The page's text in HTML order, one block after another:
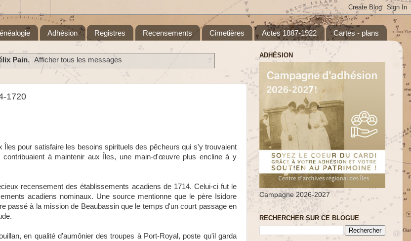
Adhésion Registres Recensements Cimetières Actes 1887-1922 Cartes - plans
Pain. Afficher tous les messages
1720
pour satisfaire les besoins spirituels des pêcheurs qui s'y trouvaient
à maintenir aux Îles, une main-d'œuvre plus encline à y
recensement des établissements acadiens de 1714. Celui-ci fut le
acadiens nominaux. Une source mentionne que le père Isidore
passé à la mission de Beaubassin que le temps d'un court passage en
en qualité d'aumônier des troupes à Port-Royal, poste qu'il garda
ADHÉSION
Campagne 2026-2027
RECHERCHER SUR CE BLOGUE